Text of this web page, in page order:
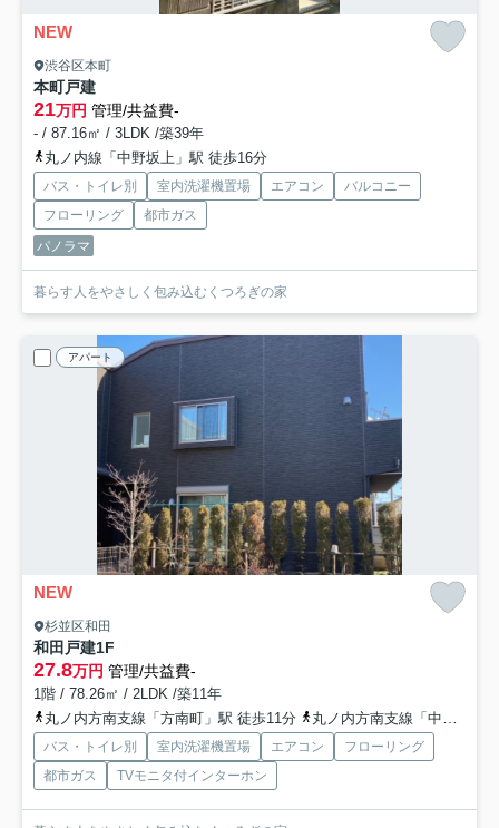
NEW
渋谷区本町
本町戸建
21万円 管理/共益費-
- / 87.16㎡ / 3LDK /築39年
丸ノ内線「中野坂上」駅 徒歩16分
バス・トイレ別 室内洗濯機置場 エアコン
バルコニー
フローリング
都市ガス
パノラマ
暮らす人をやさしく包み込むくつろぎの家
アパート
NEW
杉並区和田
和田戸建1F
27.8万円 管理/共益費-
1階 / 78.26㎡ / 2LDK /築11年
丸ノ内方南支線「方南町」駅 徒歩11分
丸ノ内方南支線「中野富士見町」駅 徒歩13分
バス・トイレ別 室内洗濯機置場 エアコン
フローリング
都市ガス
TVモニタ付インターホン